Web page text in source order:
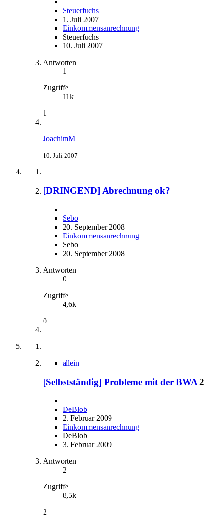
Steuerfuchs
1. Juli 2007
Einkommensanrechnung
Steuerfuchs
10. Juli 2007
Antworten
1
Zugriffe
11k
1
JoachimM
10. Juli 2007
[DRINGEND] Abrechnung ok?
Sebo
20. September 2008
Einkommensanrechnung
Sebo
20. September 2008
Antworten
0
Zugriffe
4,6k
0
allein
[Selbstständig] Probleme mit der BWA 2
DeBlob
2. Februar 2009
Einkommensanrechnung
DeBlob
3. Februar 2009
Antworten
2
Zugriffe
8,5k
2